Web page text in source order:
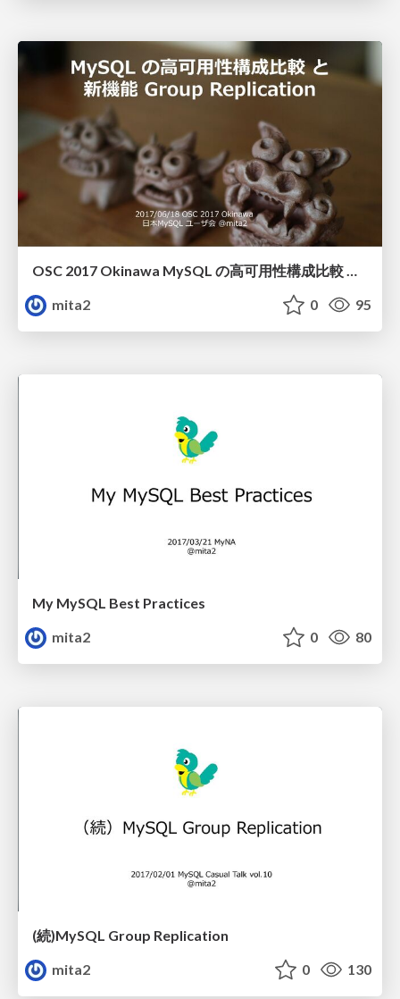
mita2
0 95
My MySQL Best Practices
mita2
0 80
(続)MySQL Group Replication
mita2
0 130